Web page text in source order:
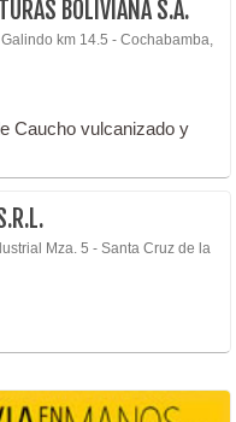
BOLIVIANA S.A.
km 14.5 - Cochabamba,
Caucho vulcanizado y
Mza. 5 - Santa Cruz de la